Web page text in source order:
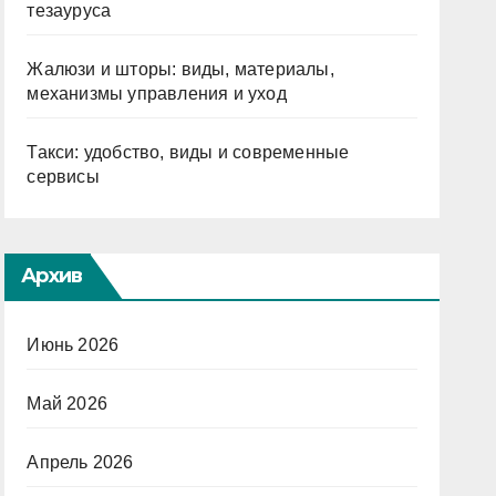
тезауруса
Жалюзи и шторы: виды, материалы,
механизмы управления и уход
Такси: удобство, виды и современные
сервисы
Архив
Июнь 2026
Май 2026
Апрель 2026